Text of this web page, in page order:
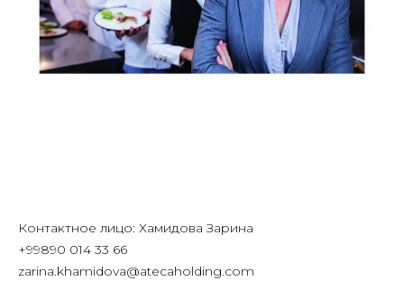
Контактное лицо: Хамидова Зарина
+99890 014 33 66
zarina.khamidova@atecaholding.com